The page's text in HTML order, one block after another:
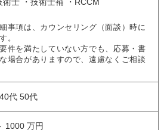
事項は、カウンセリング（面談）時に
。
件を満たしていない方でも、応募・書
場合がありますので、遠慮なくご相談
代 50代
1000 万円